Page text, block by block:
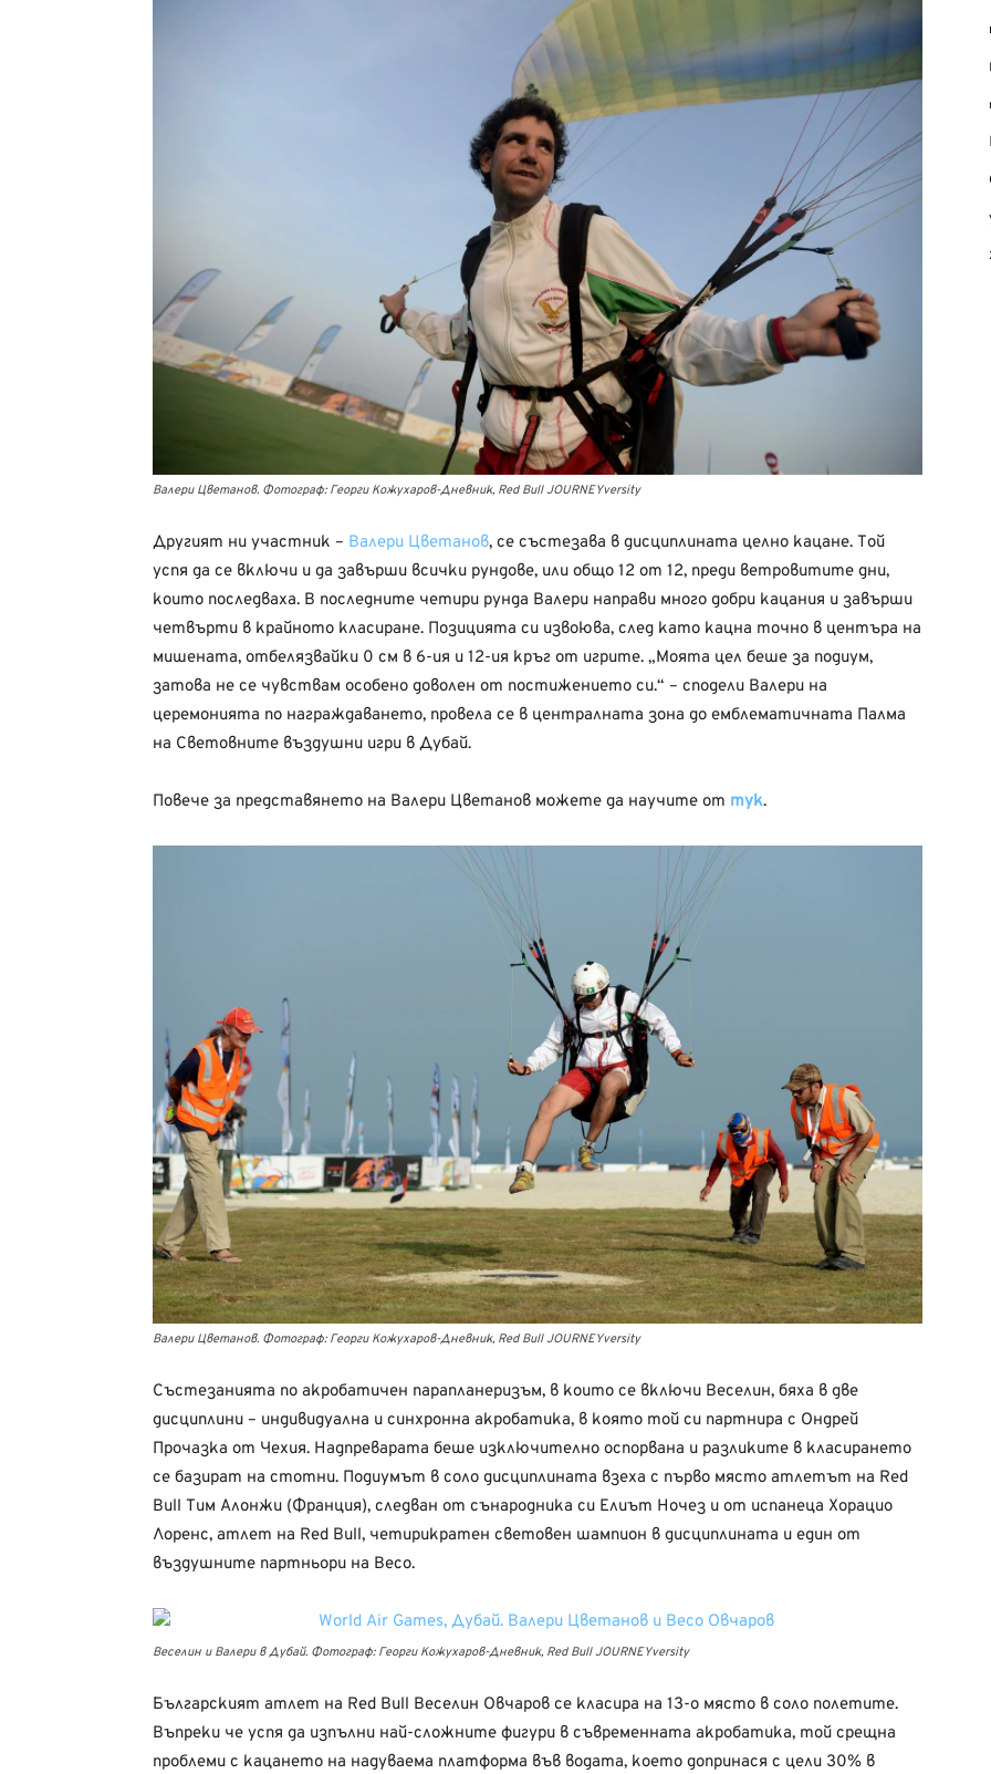
Валери Цветанов. Фотограф: Георги Кожухаров-Дневник, Red Bull JOURNEYversity
Другият ни участник – Валери Цветанов, се състезава в дисциплината целно кацане. Той
успя да се включи и да завърши всички рундове, или общо 12 от 12, преди ветровитите дни,
които последваха. В последните четири рунда Валери направи много добри кацания и завърши
четвърти в крайното класиране. Позицията си извоюва, след като кацна точно в центъра на
мишената, отбелязвайки 0 см в 6-ия и 12-ия кръг от игрите. „Моята цел беше за подиум,
затова не се чувствам особено доволен от постижението си.“ – сподели Валери на
церемонията по награждаването, провела се в централната зона до емблематичната Палма
на Световните въздушни игри в Дубай.
Повече за представянето на Валери Цветанов можете да научите от тук.
Валери Цветанов. Фотограф: Георги Кожухаров-Дневник, Red Bull JOURNEYversity
Състезанията по акробатичен парапланеризъм, в които се включи Веселин, бяха в две
дисциплини – индивидуална и синхронна акробатика, в която той си партнира с Ондрей
Прочазка от Чехия. Надпреварата беше изключително оспорвана и разликите в класирането
се базират на стотни. Подиумът в соло дисциплината взеха с първо място атлетът на Red
Bull Тим Алонжи (Франция), следван от сънародника си Елиът Ночез и от испанеца Хорацио
Лоренс, атлет на Red Bull, четирикратен световен шампион в дисциплината и един от
въздушните партньори на Весо.
Веселин и Валери в Дубай. Фотограф: Георги Кожухаров-Дневник, Red Bull JOURNEYversity
Българският атлет на Red Bull Веселин Овчаров се класира на 13-о място в соло полетите.
Въпреки че успя да изпълни най-сложните фигури в съвременната акробатика, той срещна
проблеми с кацането на надуваема платформа във водата, което допринася с цели 30% в